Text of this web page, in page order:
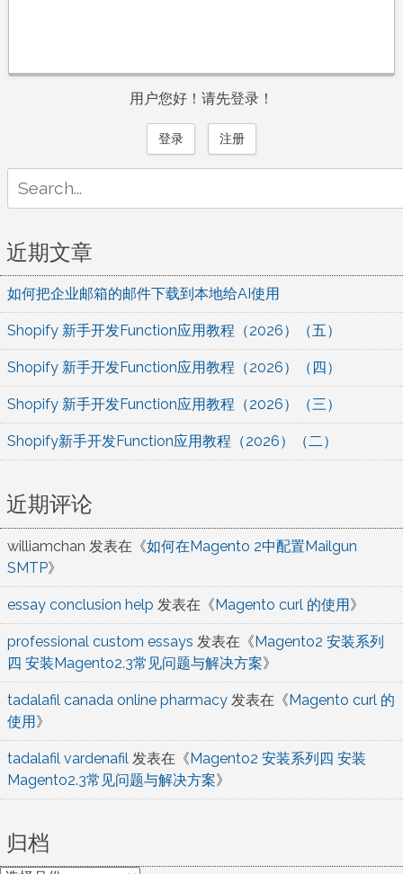
用户您好！请先登录！
登录 注册
for:
近期文章
如何把企业邮箱的邮件下载到本地给AI使用
Shopify 新手开发Function应用教程（2026）（五）
Shopify 新手开发Function应用教程（2026）（四）
Shopify 新手开发Function应用教程（2026）（三）
Shopify新手开发Function应用教程（2026）（二）
近期评论
williamchan 发表在《如何在Magento 2中配置Mailgun
SMTP》
essay conclusion help 发表在《Magento curl 的使用》
professional custom essays 发表在《Magento2 安装系列
四 安装Magento2.3常见问题与解决方案》
tadalafil canada online pharmacy 发表在《Magento curl 的
使用》
tadalafil vardenafil 发表在《Magento2 安装系列四 安装
Magento2.3常见问题与解决方案》
归档